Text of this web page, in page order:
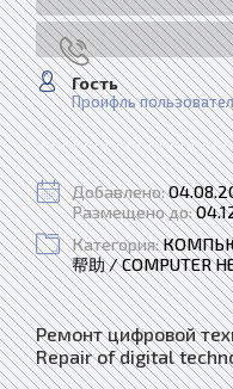
Гость
Проифль
Добавлено:
Размещено до:
Категория:
帮助 / COMPUTER
Ремонт цифровой
Repair of digital